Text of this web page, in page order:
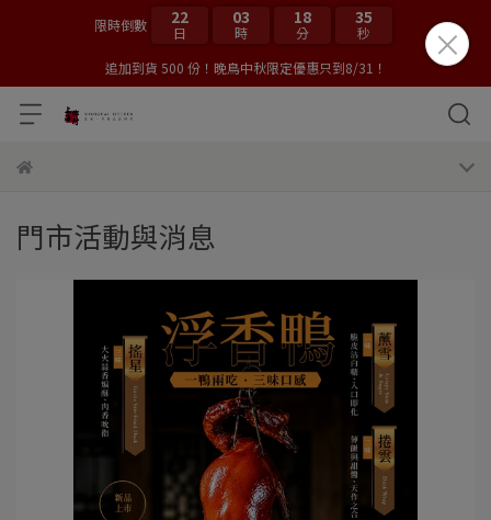
限時倒數 22
日
03
時
18
分
34
秒
追加到貨 500 份！晚鳥中秋限定優惠只到8/31！
門市活動與消息